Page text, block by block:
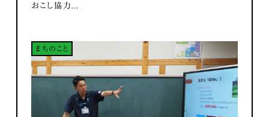
おこし協力...
まちのこと